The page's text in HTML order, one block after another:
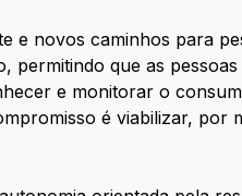
e novos caminhos para
permitindo que as
e monitorar o
é viabilizar, por